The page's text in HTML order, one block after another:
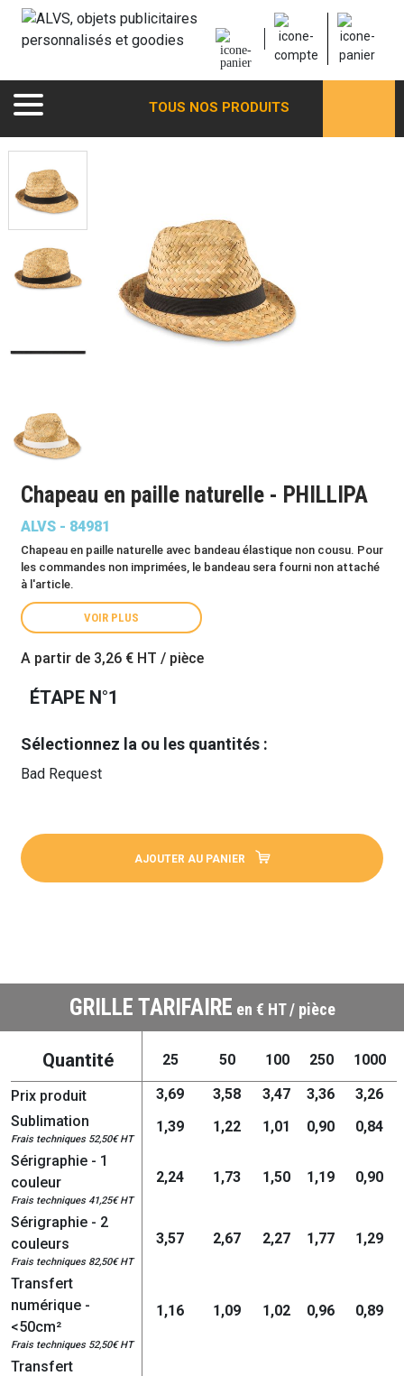
TOUS NOS PRODUITS
Chapeau en paille naturelle - PHILLIPA
ALVS - 84981
Chapeau en paille naturelle avec bandeau élastique non cousu. Pour
les commandes non imprimées, le bandeau sera fourni non attaché
à l'article.
VOIR PLUS
A partir de 3,26 € HT / pièce
ÉTAPE N°1
Sélectionnez la ou les quantités :
Bad Request
AJOUTER AU PANIER
GRILLE TARIFAIRE en € HT / pièce
Quantité 25 50 100 250 1000
Prix produit 3,69 3,58 3,47 3,36
3,26
Sublimation
Frais techniques 52,50€ HT
1,39 1,22 1,01 0,90
0,84
Sérigraphie - 1
couleur
Frais techniques 41,25€ HT
2,24 1,73 1,50 1,19 0,90
Sérigraphie - 2
couleurs
Frais techniques 82,50€ HT
3,57 2,67 2,27 1,77 1,29
Transfert
numérique -
<50cm²
Frais techniques 52,50€ HT
1,16 1,09 1,02 0,96 0,89
Transfert